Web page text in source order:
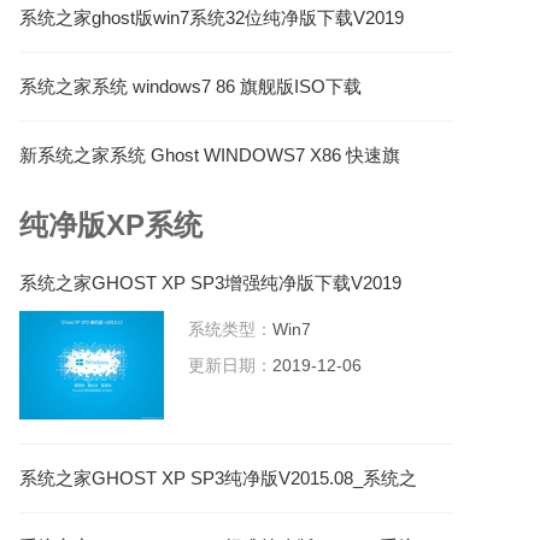
系统之家ghost版win7系统32位纯净版下载V2019
系统之家系统 windows7 86 旗舰版ISO下载
新系统之家系统 Ghost WINDOWS7 X86 快速旗
纯净版XP系统
系统之家GHOST XP SP3增强纯净版下载V2019
系统类型： Win7
更新日期： 2019-12-06
系统之家GHOST XP SP3纯净版V2015.08_系统之